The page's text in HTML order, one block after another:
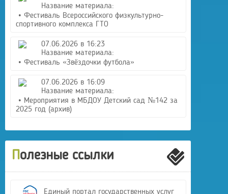
Название материала:
• Фестиваль Всероссийского физкультурно-
спортивного комплекса ГТО
07.06.2026 в 16:23
Название материала:
• Фестиваль «Звёздочки футбола»
07.06.2026 в 16:09
Название материала:
• Мероприятия в МБДОУ Детский сад №142 за
2025 год (архив)
Полезные ссылки
Единый портал государственных услуг